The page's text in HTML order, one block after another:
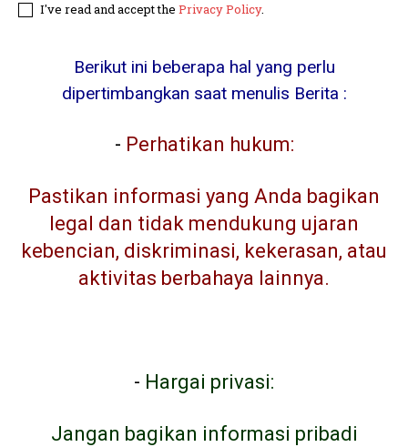
I've read and accept the Privacy Policy.
Berikut ini beberapa hal yang perlu
dipertimbangkan saat menulis Berita :
- Perhatikan hukum:
Pastikan informasi yang Anda bagikan
legal dan tidak mendukung ujaran
kebencian, diskriminasi, kekerasan, atau
aktivitas berbahaya lainnya.
- Hargai privasi:
Jangan bagikan informasi pribadi